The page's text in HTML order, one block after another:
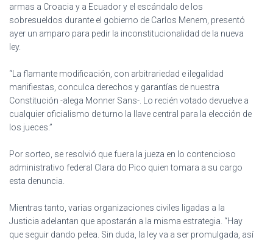
armas a Croacia y a Ecuador y el escándalo de los
sobresueldos durante el gobierno de Carlos Menem, presentó
ayer un amparo para pedir la inconstitucionalidad de la nueva
ley.
“La flamante modificación, con arbitrariedad e ilegalidad
manifiestas, conculca derechos y garantías de nuestra
Constitución -alega Monner Sans-. Lo recién votado devuelve a
cualquier oficialismo de turno la llave central para la elección de
los jueces.”
Por sorteo, se resolvió que fuera la jueza en lo contencioso
administrativo federal Clara do Pico quien tomara a su cargo
esta denuncia.
Mientras tanto, varias organizaciones civiles ligadas a la
Justicia adelantan que apostarán a la misma estrategia. “Hay
que seguir dando pelea. Sin duda, la ley va a ser promulgada, así